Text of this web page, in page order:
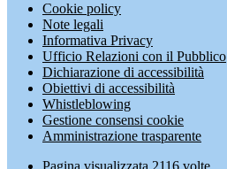
Cookie policy
Note legali
Informativa Privacy
Ufficio Relazioni con il Pubblico
Dichiarazione di accessibilità
Obiettivi di accessibilità
Whistleblowing
Gestione consensi cookie
Amministrazione trasparente
Pagina visualizzata 2116 volte